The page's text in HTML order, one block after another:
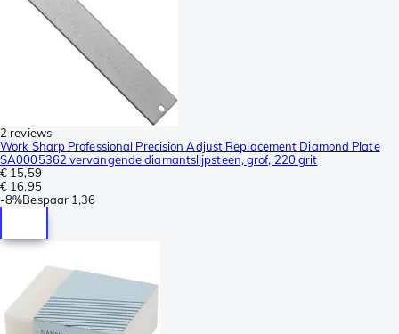
2 reviews
Work Sharp Professional Precision Adjust Replacement Diamond Plate
SA0005362 vervangende diamantslijpsteen, grof, 220 grit
€ 15,59
€ 16,95
-8%Bespaar 1,36